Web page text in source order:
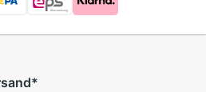
*